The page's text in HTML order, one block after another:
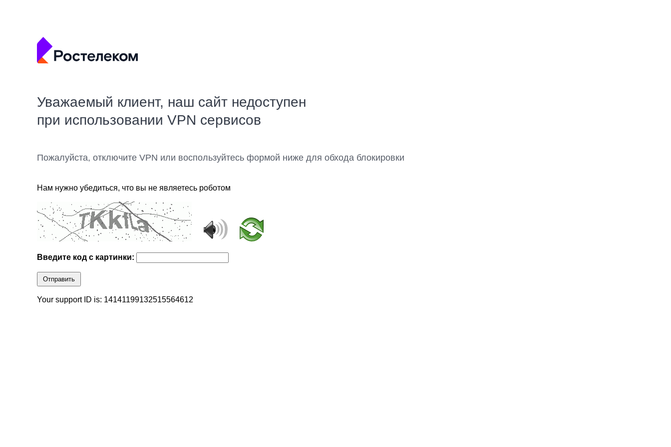
Уважаемый клиент, наш сайт недоступен
при использовании VPN сервисов
Пожалуйста, отключите VPN или воспользуйтесь формой ниже для обхода блокировки
Нам нужно убедиться, что вы не являетесь роботом
Введите код с картинки:
Отправить
Your support ID is: 14141199132515564612